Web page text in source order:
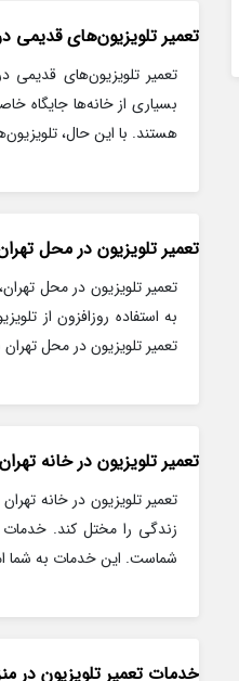
تعمیر تلویزیون‌های قدیمی
تعمیر تلویزیون‌های قدیمی
بسیاری از خانه‌ها جایگاه
هستند. با این حال،
تعمیر تلویزیون در محل
تعمیر تلویزیون در محل
به استفاده روزافزون از
تعمیر تلویزیون در محل
تعمیر تلویزیون در خانه
تعمیر تلویزیون در خانه
زندگی را مختل کند. خدمات
شماست. این خدمات به شما
خدمات تعمیر تلویزیون در